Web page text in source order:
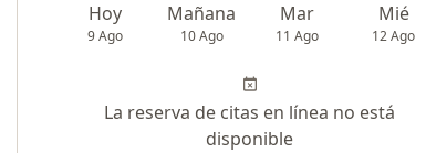
Hoy
9 Ago
Mañana
10 Ago
Mar
11 Ago
Mié
12 Ago
La reserva de citas en línea no está
disponible